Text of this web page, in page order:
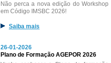
Não perca a nova edição do Workshop
em Código IMSBC 2026!
Saiba mais
26-01-2026
Plano de Formação AGEPOR 2026